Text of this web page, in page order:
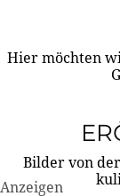
Hier möchten
Bilder von
Anzeigen